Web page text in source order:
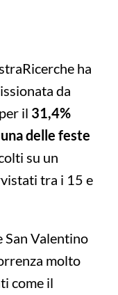
ha
da
il 31,4%
delle feste
su un
tra i 15 e
San Valentino
molto
come il